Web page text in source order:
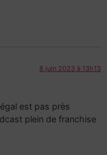
8 juin 2023 à 13h13
est pas près
plein de franchise